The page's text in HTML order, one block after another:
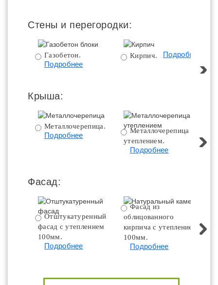
Стены и перегородки:
Газобетон.
Подробнее
Кирпич. Подробнее
Крыша:
Металлочерепица.
Подробнее
Металлочерепица с
утеплением.
Подробнее
Фасад:
Отштукатуренный
фасад с утеплением
100мм.
Подробнее
Фасад из
облицованного
кирпича с утеплением
100мм.
Подробнее